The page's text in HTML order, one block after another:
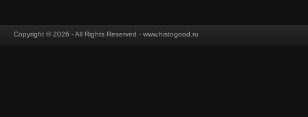
Copyright © 2026 - All Rights Reserved - www.histogood.ru